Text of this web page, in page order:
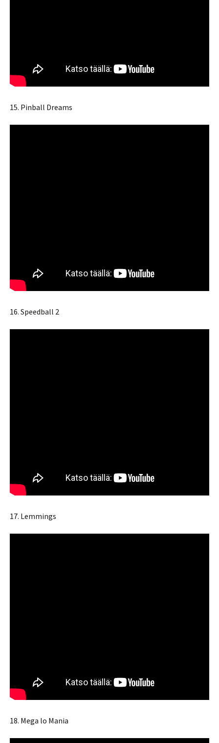
15. Pinball Dreams
16. Speedball 2
17. Lemmings
18. Mega lo Mania